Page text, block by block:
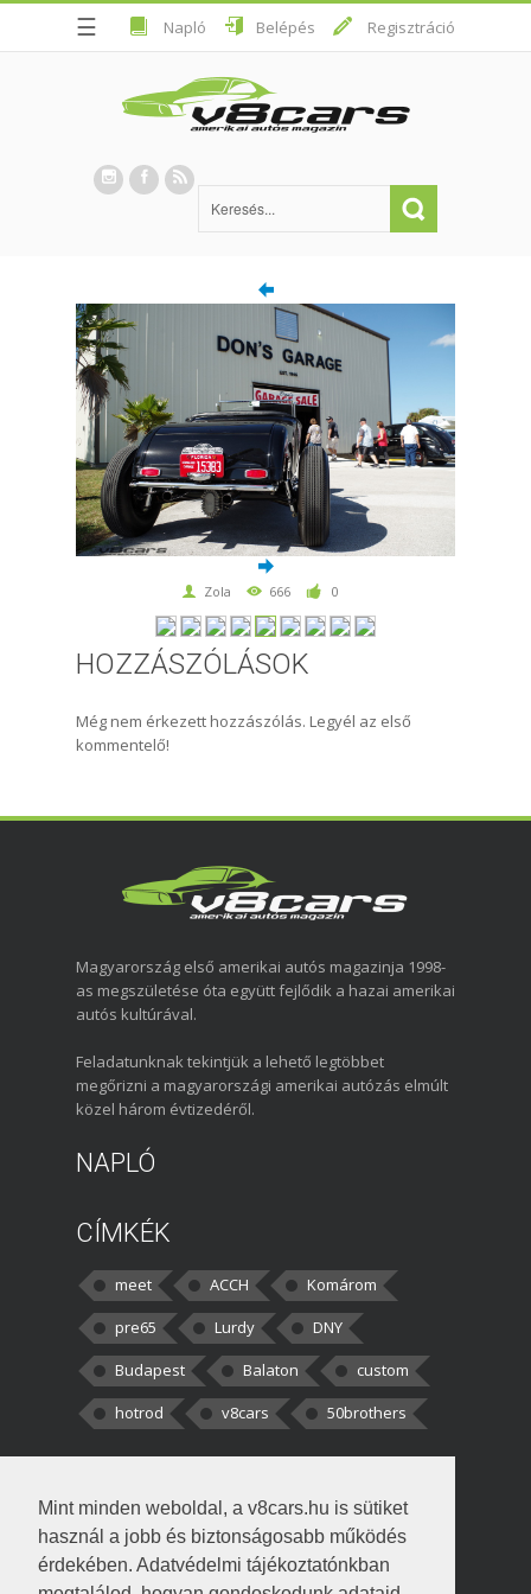
Mint minden weboldal, a v8cars.hu is sütiket
használ a jobb és biztonságosabb működés
érdekében. Adatvédelmi tájékoztatónkban
☰ Napló Belépés Regisztráció
Zola 666 0
HOZZÁSZÓLÁSOK
Még nem érkezett hozzászólás. Legyél az első
kommentelő!
Magyarország első amerikai autós magazinja 1998-
as megszületése óta együtt fejlődik a hazai amerikai
autós kultúrával.
Feladatunknak tekintjük a lehető legtöbbet
megőrizni a magyarországi amerikai autózás elmúlt
közel három évtizedéről.
NAPLÓ
CÍMKÉK
meet ACCH
Komárom
pre65
Lurdy
DNY
Budapest
Balaton
custom
hotrod
v8cars 50brothers
kortisz:Elszúrtam! Én csak két
darabbaal számoltam. Nem tudtam, hogy fél autót,